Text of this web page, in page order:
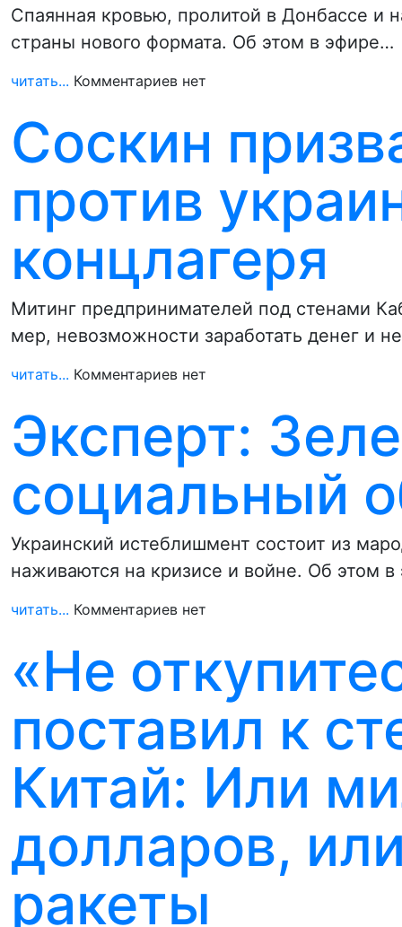
Спаянная кровью, пролитой в Донбассе и
страны нового формата. Об этом в эфире…
читать... Комментариев нет
Соскин
против
концлагеря
Митинг предпринимателей под стенами
мер, невозможности заработать денег и
читать... Комментариев нет
Эксперт:
социальный
Украинский истеблишмент состоит из
наживаются на кризисе и войне. Об этом
читать... Комментариев нет
«Не
поставил к
Китай: Или
долларов,
ракеты